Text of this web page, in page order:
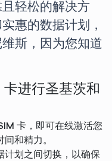
轻松的解决方
惠的数据计划，
斯，因为您知道
进行圣基茨和
卡，即可在线激活您
和精力。
计划之间切换，以确保